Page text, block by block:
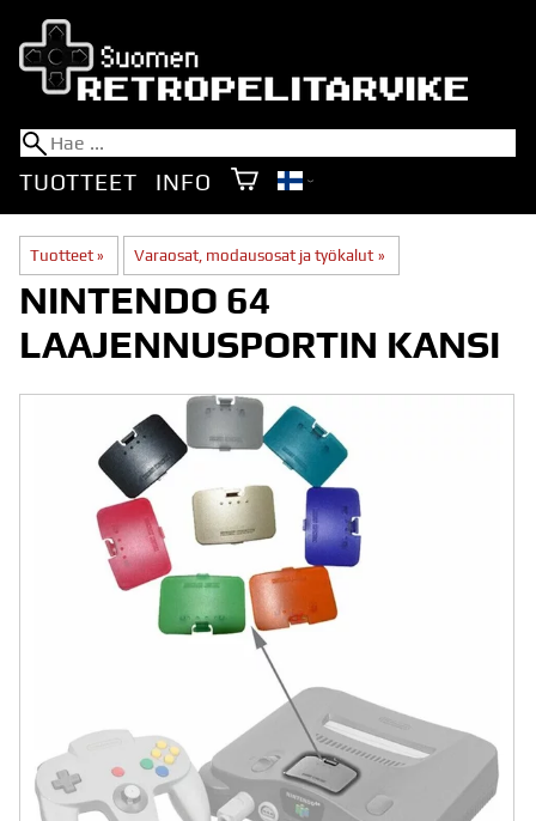
TUOTTEET INFO
Tuotteet ‪» Varaosat, modausosat ja työkalut ‪»
NINTENDO 64
LAAJENNUSPORTIN KANSI